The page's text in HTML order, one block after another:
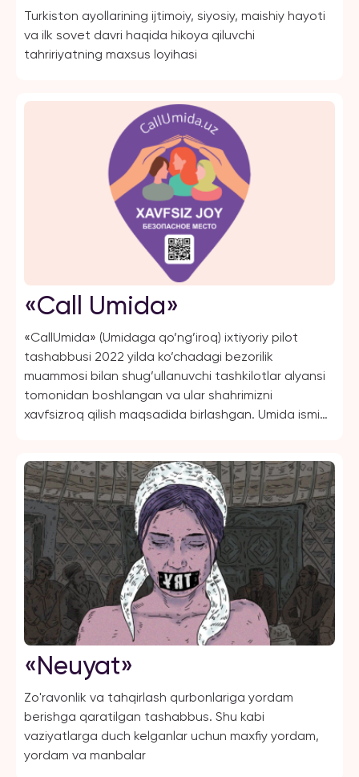
Turkiston ayollarining ijtimoiy, siyosiy, maishiy hayoti
va ilk sovet davri haqida hikoya qiluvchi
tahririyatning maxsus loyihasi
«Call Umida»
«CallUmida» (Umidaga qo’ng’iroq) ixtiyoriy pilot
tashabbusi 2022 yilda ko’chadagi bezorilik
muammosi bilan shug’ullanuvchi tashkilotlar alyansi
tomonidan boshlangan va ular shahrimizni
xavfsizroq qilish maqsadida birlashgan. Umida ismi
«Neuyat»
Zo'ravonlik va tahqirlash qurbonlariga yordam
berishga qaratilgan tashabbus. Shu kabi
vaziyatlarga duch kelganlar uchun maxfiy yordam,
yordam va manbalar